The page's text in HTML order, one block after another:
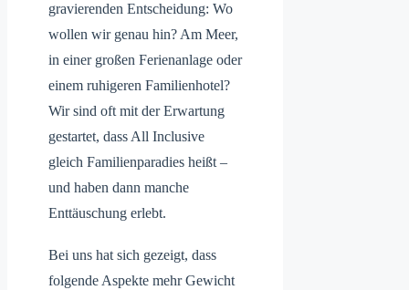
gravierenden Entscheidung: Wo
wollen wir genau hin? Am Meer,
in einer großen Ferienanlage oder
einem ruhigeren Familienhotel?
Wir sind oft mit der Erwartung
gestartet, dass All Inclusive
gleich Familienparadies heißt –
und haben dann manche
Enttäuschung erlebt.
Bei uns hat sich gezeigt, dass
folgende Aspekte mehr Gewicht